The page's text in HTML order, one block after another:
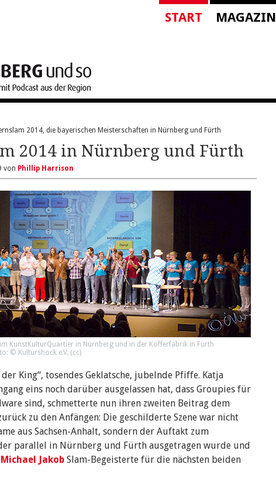
START MAGAZIN
2014, die bayerischen Meisterschaften in Nürnberg und Fürth
2014 in Nürnberg und Fürth
von Phillip Harrison
KunstKulturQuartier in Nürnberg und in der Kofferfabrik in Fürth
© Kulturshock e.V. (cc)
King“, tosendes Geklatsche, jubelnde Pfiffe. Katja
eins noch darüber ausgelassen hat, dass Groupies für
sind, schmetterte nun ihren zweiten Beitrag dem
zu den Anfängen: Die geschilderte Szene war nicht
aus Sachsen-Anhalt, sondern der Auftakt zum
parallel in Nürnberg und Fürth ausgetragen wurde und
Michael Jakob Slam-Begeisterte für die nächsten beiden